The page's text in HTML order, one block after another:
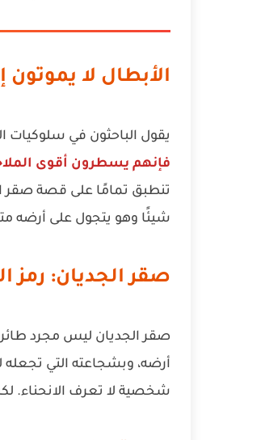
الأبطال لا يموتون
يقول الباحثون في سلوكيات
فإنهم يسطرون أقوى
تنطبق تمامًا على قصة صقر
شيئًا وهو يتجول على أرضه
صقر الجديان: رمز
صقر الجديان ليس مجرد طائر
أرضه، وبشجاعته التي
شخصية لا تعرف الانحناء.